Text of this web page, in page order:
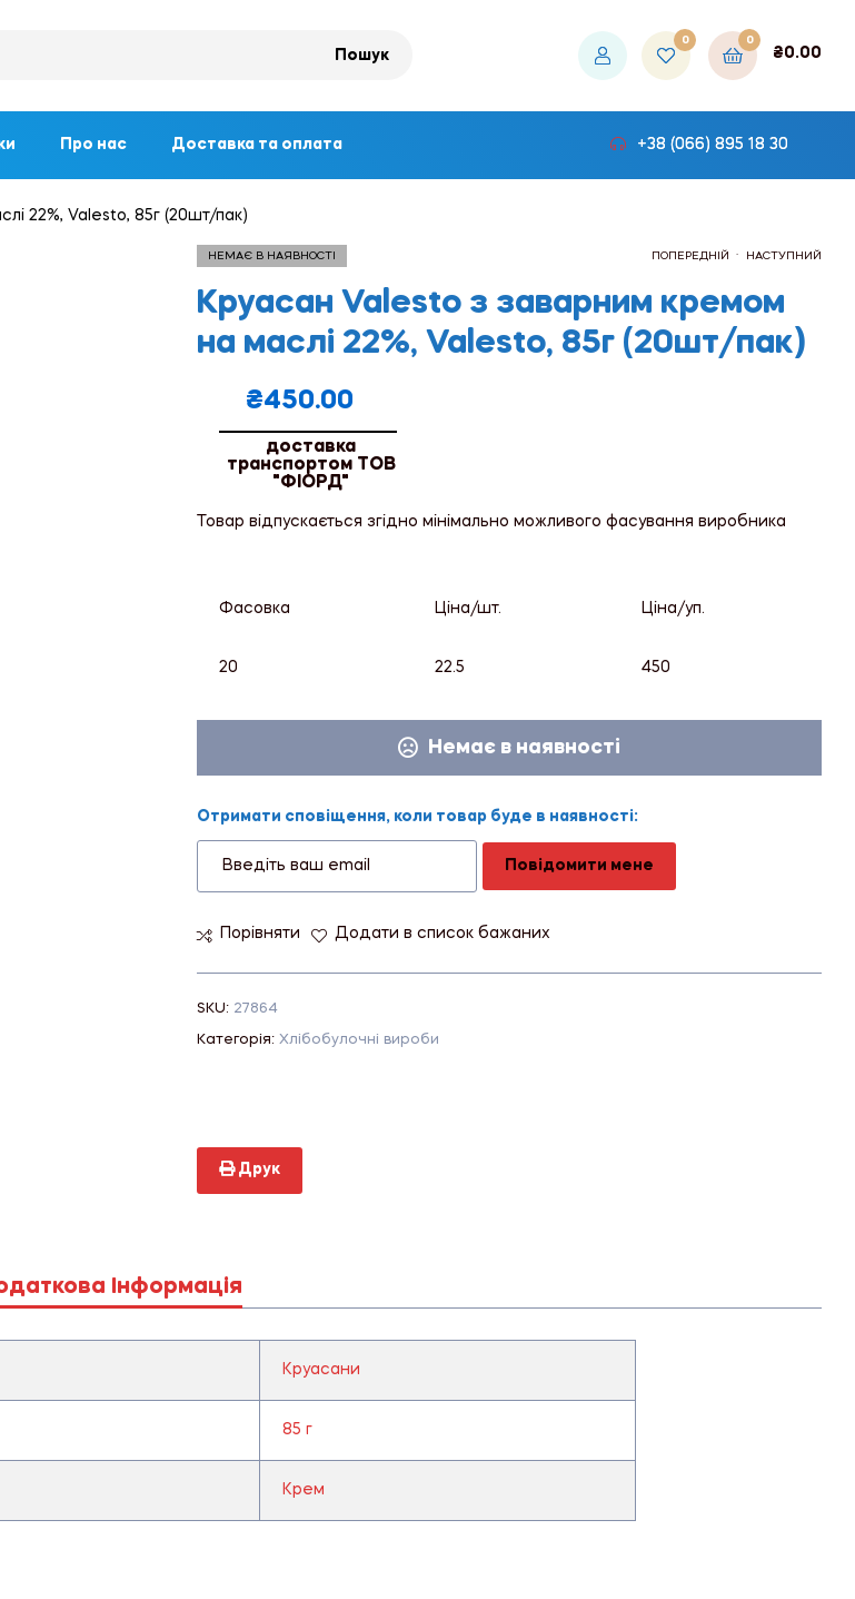
Пошук
0 0
₴0.00
Про нас Доставка та оплата +38 (066) 895 18 30
22%, Valesto, 85г (20шт/пак)
ПОПЕРЕДНІЙ
₴492.00
НАСТУПНИЙ
₴450.00
НЕМАЄ В НАЯВНОСТІ
Круасан Valesto з заварним кремом
на маслі 22%, Valesto, 85г (20шт/пак)
₴450.00
доставка
транспортом ТОВ
"ФІОРД"
Товар відпускається згідно мінімально можливого фасування виробника
Фасовка Ціна/шт. Ціна/уп.
20 22.5 450
Немає в наявності
Отримати сповіщення, коли товар буде в наявності:
Повідомити мене
Порівняти Додати в список бажаних
SKU: 27864
Категорія: Хлібобулочні вироби
Друк
Інформація
Круасани
85 г
Крем